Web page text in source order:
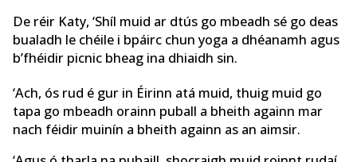
De réir Katy, ‘Shíl muid ar dtús go mbeadh sé go deas
bualadh le chéile i bpáirc chun yoga a dhéanamh agus
b’fhéidir picnic bheag ina dhiaidh sin.
‘Ach, ós rud é gur in Éirinn atá muid, thuig muid go
tapa go mbeadh orainn puball a bheith againn mar
nach féidir muinín a bheith againn as an aimsir.